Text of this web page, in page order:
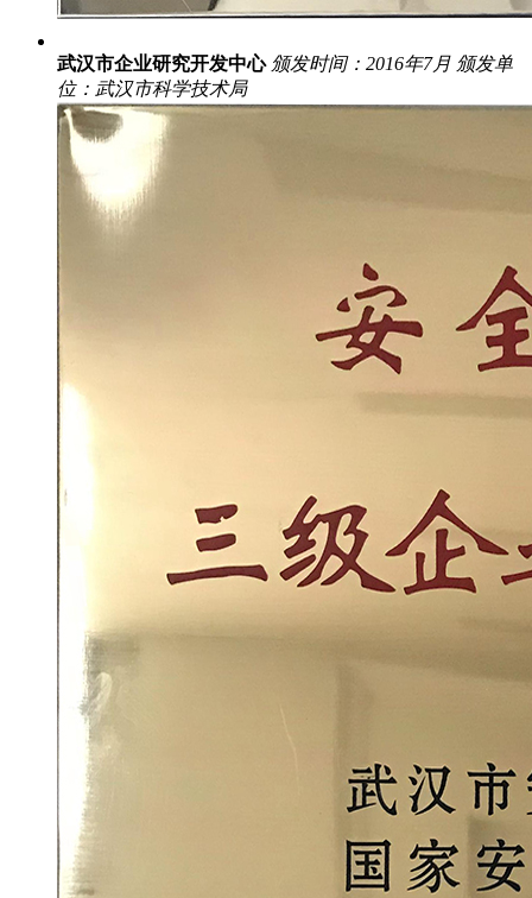
武汉市企业研究开发中心 颁发时间：2016年7月 颁发单
位：武汉市科学技术局